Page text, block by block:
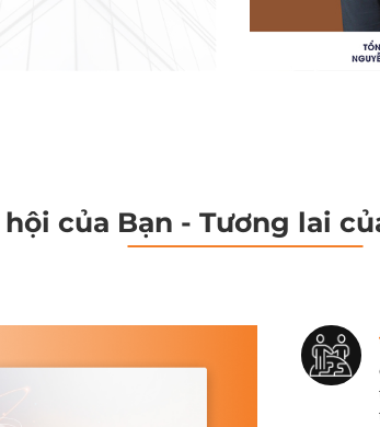
hội của Bạn - Tương lai